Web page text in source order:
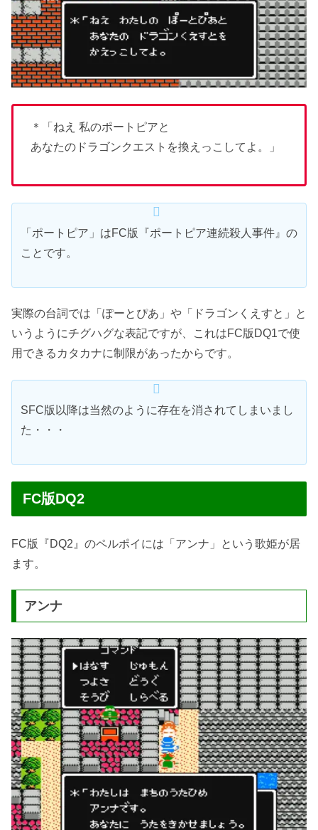
＊「ねえ 私のポートピアと
あなたのドラゴンクエストを換えっこしてよ。」
「ポートピア」はFC版『ポートピア連続殺人事件』の
ことです。
実際の台詞では「ぽーとぴあ」や「ドラゴンくえすと」と
いうようにチグハグな表記ですが、これはFC版DQ1で使
用できるカタカナに制限があったからです。
SFC版以降は当然のように存在を消されてしまいまし
た・・・
FC版DQ2
FC版『DQ2』のペルポイには「アンナ」という歌姫が居
ます。
アンナ